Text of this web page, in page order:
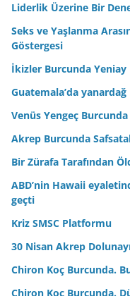
Liderlik Üzerine Bir
Seks ve Yaşlanma
Göstergesi
İkizler Burcunda Yeniay
Guatemala’da yanardağ
Venüs Yengeç
Akrep Burcunda
Bir Zürafa Tarafından
ABD’nin Hawaii
geçti
Kriz SMSC Platformu
30 Nisan Akrep
Chiron Koç Burcunda.
Chiron Koç Burcunda.